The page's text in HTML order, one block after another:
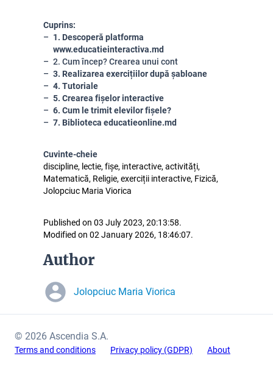
Cuprins:
1. Descoperă platforma
www.educatieinteractiva.md
2. Cum încep? Crearea unui cont
3. Realizarea exercițiilor după șabloane
4. Tutoriale
5. Crearea fișelor interactive
6. Cum le trimit elevilor fișele?
7. Biblioteca educatieonline.md
Cuvinte-cheie
discipline, lectie, fișe, interactive, activități,
Matematică, Religie, exerciții interactive, Fizică,
Jolopciuc Maria Viorica
Published on 03 July 2023, 20:13:58.
Modified on 02 January 2026, 18:46:07.
Author
Jolopciuc Maria Viorica
© 2026 Ascendia S.A.
Terms and conditions Privacy policy (GDPR) About